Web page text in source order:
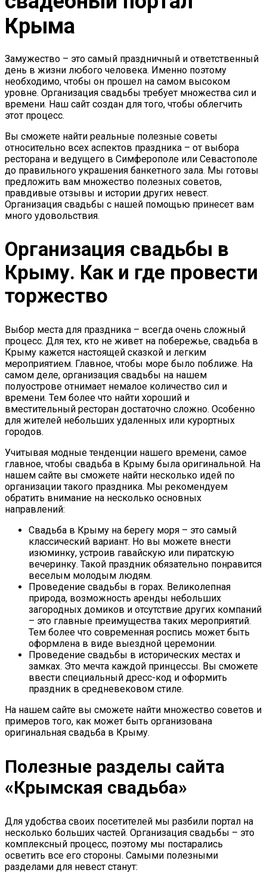
Крыма
Замужество – это самый праздничный и ответственный
день в жизни любого человека. Именно поэтому
необходимо, чтобы он прошел на самом высоком
уровне. Организация свадьбы требует множества сил и
времени. Наш сайт создан для того, чтобы облегчить
этот процесс.
Вы сможете найти реальные полезные советы
относительно всех аспектов праздника – от выбора
ресторана и ведущего в Симферополе или Севастополе
до правильного украшения банкетного зала. Мы готовы
предложить вам множество полезных советов,
правдивые отзывы и истории других невест.
Организация свадьбы с нашей помощью принесет вам
много удовольствия.
Организация свадьбы в
Крыму. Как и где провести
торжество
Выбор места для праздника – всегда очень сложный
процесс. Для тех, кто не живет на побережье, свадьба в
Крыму кажется настоящей сказкой и легким
мероприятием. Главное, чтобы море было поближе. На
самом деле, организация свадьбы на нашем
полуострове отнимает немалое количество сил и
времени. Тем более что найти хороший и
вместительный ресторан достаточно сложно. Особенно
для жителей небольших удаленных или курортных
городов.
Учитывая модные тенденции нашего времени, самое
главное, чтобы свадьба в Крыму была оригинальной. На
нашем сайте вы сможете найти несколько идей по
организации такого праздника. Мы рекомендуем
обратить внимание на несколько основных
направлений:
Свадьба в Крыму на берегу моря – это самый
классический вариант. Но вы можете внести
изюминку, устроив гавайскую или пиратскую
вечеринку. Такой праздник обязательно понравится
веселым молодым людям.
Проведение свадьбы в горах. Великолепная
природа, возможность аренды небольших
загородных домиков и отсутствие других компаний
– это главные преимущества таких мероприятий.
Тем более что современная роспись может быть
оформлена в виде выездной церемонии.
Проведение свадьбы в исторических местах и
замках. Это мечта каждой принцессы. Вы сможете
ввести специальный дресс-код и оформить
праздник в средневековом стиле.
На нашем сайте вы сможете найти множество советов и
примеров того, как может быть организована
оригинальная свадьба в Крыму.
Полезные разделы сайта
«Крымская свадьба»
Для удобства своих посетителей мы разбили портал на
несколько больших частей. Организация свадьбы – это
комплексный процесс, поэтому мы постарались
осветить все его стороны. Самыми полезными
разделами для невест станут: